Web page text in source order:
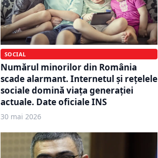
SOCIAL
Numărul minorilor din România
scade alarmant. Internetul și rețelele
sociale domină viața generației
actuale. Date oficiale INS
30 mai 2026